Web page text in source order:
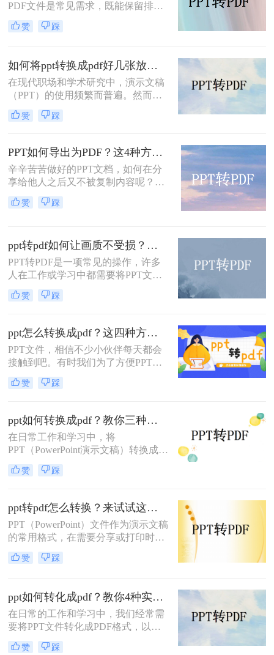
PDF文件是常见需求，既能保留排版
格式，又方便跨平台分享。那么PPT
怎么转pdf文件呢？本文将介绍5种常
赞 踩
如何将ppt转换成pdf好几张放在一页？分享三种简单且高效的方法！
在现代职场和学术研究中，演示文稿
（PPT）的使用频繁而普遍。然而，
有时候我们希望将PPT转换为PDF格
式，以便更方便地打印、分享或存
个页面放在一个PDF页面中，以便节
省空间和纸张。那么如何将ppt转换成
pdf好几张放在一页呢？在本文中，我
们将介绍三种简单且高效的方法，以
满足这些需求。
赞 踩
PPT如何导出为PDF？这4种方法简单易学！值得收藏！
辛辛苦苦做好的PPT文档，如何在分
享给他人之后又不被复制内容呢？我
们可以将PPT如何导出为pdf，大家也
知道PDF文件是不易编辑的，它是专
格式，那么如何将PPT转pdf呢？下面
就来看看吧。
赞 踩
ppt转pdf如何让画质不受损？推荐这三个实用方法给你！
PPT转PDF是一项常见的操作，许多
人在工作或学习中都需要将PPT文件
转换为PDF格式，以便于分享和阅
览。然而，转换过程中往往会面临一
么，PPT转PDF如何让画质不受损
呢？本文将从多个方面为您详细介绍
PPT转PDF的画质保留技巧，让您的
转换过程更加顺利和高效。
赞 踩
ppt怎么转换成pdf？这四种方法，老板用了都给满分！
PPT文件，相信不少小伙伴每天都会
接触到吧。有时我们为了方便PPT文
件的传输，会将PPT文件转换成PDF
格式，这样子也方便大家在各种设备
换成pdf吗？有需要进行PPT转PDF格
式的小伙伴，今天我就来为你们分享
四种不错的方法。
赞 踩
ppt如何转换成pdf？教你三种简单有效的方法！
在日常工作和学习中，将
PPT（PowerPoint演示文稿）转换成
PDF（Portable Document Format）文
件是一项常见的需求。PDF格式因其
而广受欢迎。那么PPT如何转换成
PDF呢？本文将介绍三种将PPT转换
成PDF的方法。
赞 踩
ppt转pdf怎么转换？来试试这三种常用转换方法！
PPT（PowerPoint）文件作为演示文稿
的常用格式，在需要分享或打印时，
转换为PDF（Portable Document
Format）格式可以确保其内容的完整
换为PDF的方法。
赞 踩
ppt如何转化成pdf？教你4种实用转换方法!
在日常的工作和学习中，我们经常需
要将PPT文件转化成PDF格式，以便
更好地进行分享、打印或存档。那么
PPT如何转化成PDF呢？本文将介绍
赞 踩